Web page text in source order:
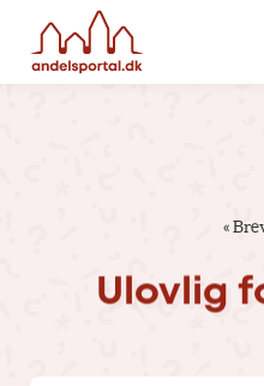
«
Ulovlig